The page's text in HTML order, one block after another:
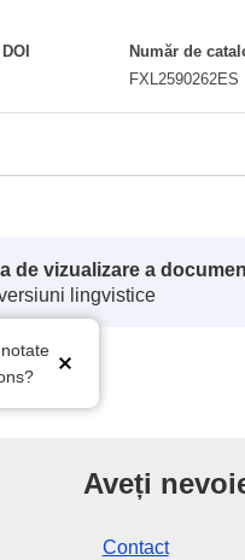
DOI
Număr de
FXL2590262ES
de vizualizare a
lingvistice
Aveți
Contact